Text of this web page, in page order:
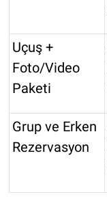
Uçuş +
Foto/Video
Paketi
Grup ve Erken
Rezervasyon